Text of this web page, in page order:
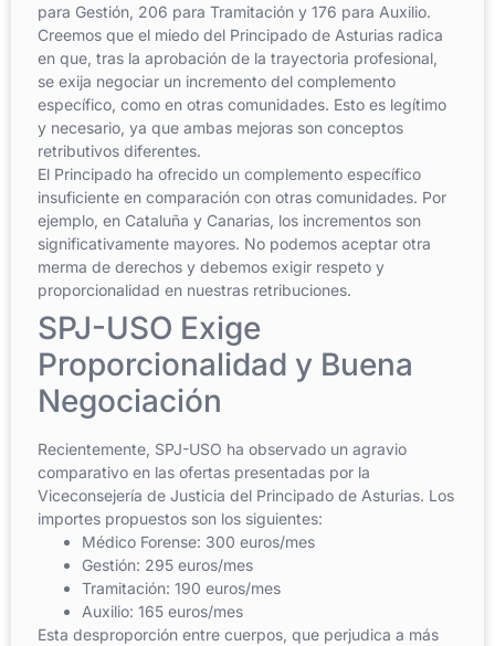
para Gestión, 206 para Tramitación y 176 para Auxilio.
Creemos que el miedo del Principado de Asturias radica
en que, tras la aprobación de la trayectoria profesional,
se exija negociar un incremento del complemento
específico, como en otras comunidades. Esto es legítimo
y necesario, ya que ambas mejoras son conceptos
retributivos diferentes.
El Principado ha ofrecido un complemento específico
insuficiente en comparación con otras comunidades. Por
ejemplo, en Cataluña y Canarias, los incrementos son
significativamente mayores. No podemos aceptar otra
merma de derechos y debemos exigir respeto y
proporcionalidad en nuestras retribuciones.
SPJ-USO Exige
Proporcionalidad y Buena
Negociación
Recientemente, SPJ-USO ha observado un agravio
comparativo en las ofertas presentadas por la
Viceconsejería de Justicia del Principado de Asturias. Los
importes propuestos son los siguientes:
Médico Forense: 300 euros/mes
Gestión: 295 euros/mes
Tramitación: 190 euros/mes
Auxilio: 165 euros/mes
Esta desproporción entre cuerpos, que perjudica a más